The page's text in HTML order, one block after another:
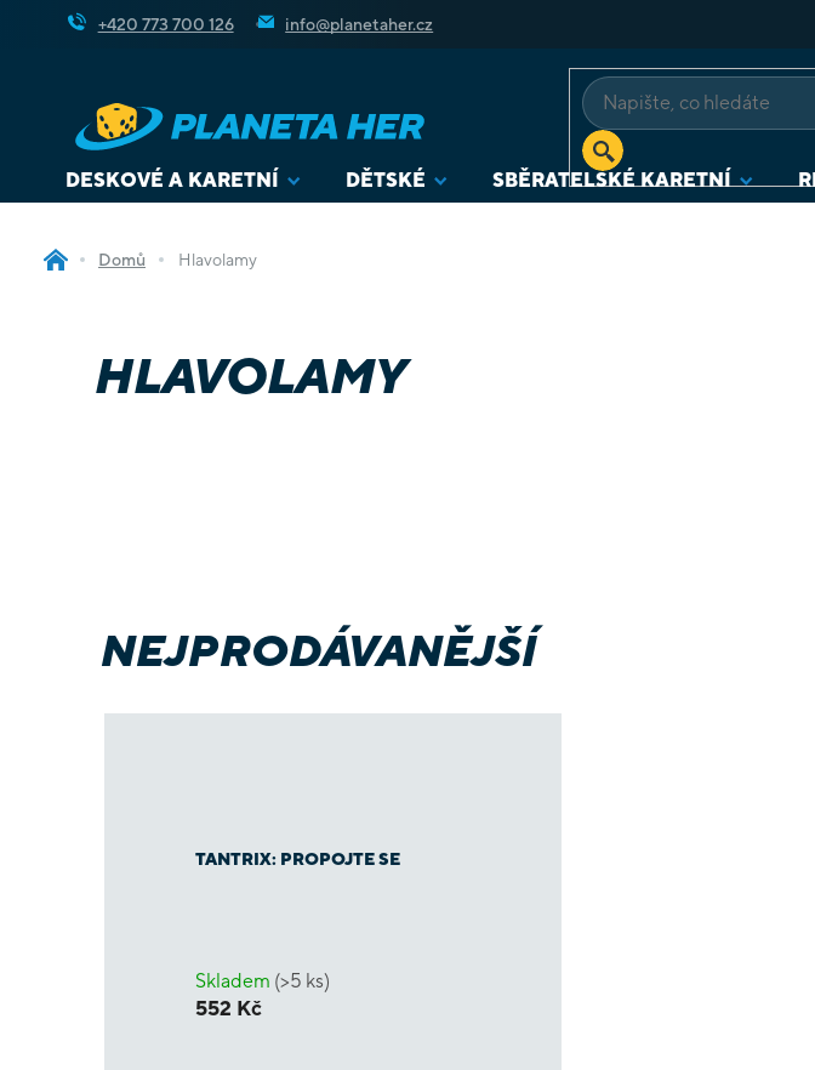
+420 773 700 126 info@planetaher.cz
DESKOVÉ A KARETNÍ DĚTSKÉ SBĚRATELSKÉ KARETNÍ
Domů Hlavolamy
HLAVOLAMY
NEJPRODÁVANĚJŠÍ
TANTRIX: PROPOJTE SE
Skladem (>5 ks)
552 Kč